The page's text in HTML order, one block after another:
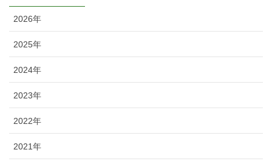
2026年
2025年
2024年
2023年
2022年
2021年